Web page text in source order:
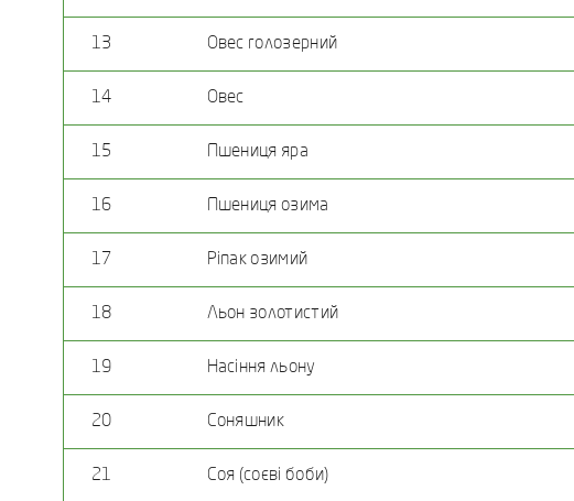
13 Овес голозерний
14 Овес
15 Пшениця яра
16 Пшениця озима
17 Ріпак озимий
18 Льон золотистий
19 Насіння льону
20 Соняшник
21 Соя (соєві боби)